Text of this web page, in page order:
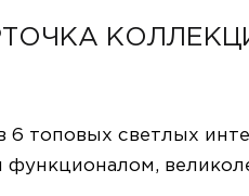
6 топовых светлых